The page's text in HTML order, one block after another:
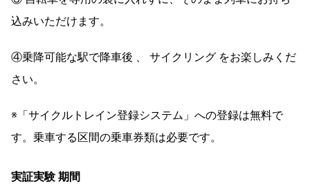
込みいただけます。
④乗降可能な駅で降車後 、 サイクリング をお楽しみくだ
さい。
※「サイクルトレイン登録システム」への登録は無料で
す。乗車する区間の乗車券類は必要です。
実証実験 期間